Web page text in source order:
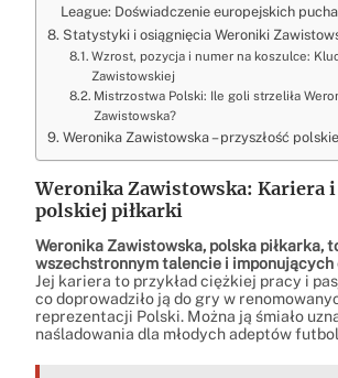
League: Doświadczenie europejskich
Statystyki i osiągnięcia Weroniki
Wzrost, pozycja i numer na koszulce:
Zawistowskiej
Mistrzostwa Polski: Ile goli strzeliła
Zawistowska?
Weronika Zawistowska – przyszłość
Weronika Zawistowska: Kariera
polskiej piłkarki
Weronika Zawistowska, polska piłkarka,
wszechstronnym talencie i imponujących
Jej kariera to przykład ciężkiej pracy i
co doprowadziło ją do gry w
reprezentacji Polski. Można ją śmiało
naśladowania dla młodych adeptów